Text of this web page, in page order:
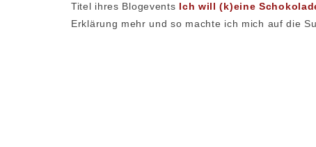
Titel ihres Blogevents Ich will (k)eine
Erklärung mehr und so machte ich mich auf die